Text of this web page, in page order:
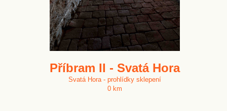
Příbram II - Svatá Hora
Svatá Hora - prohlídky sklepení
0 km